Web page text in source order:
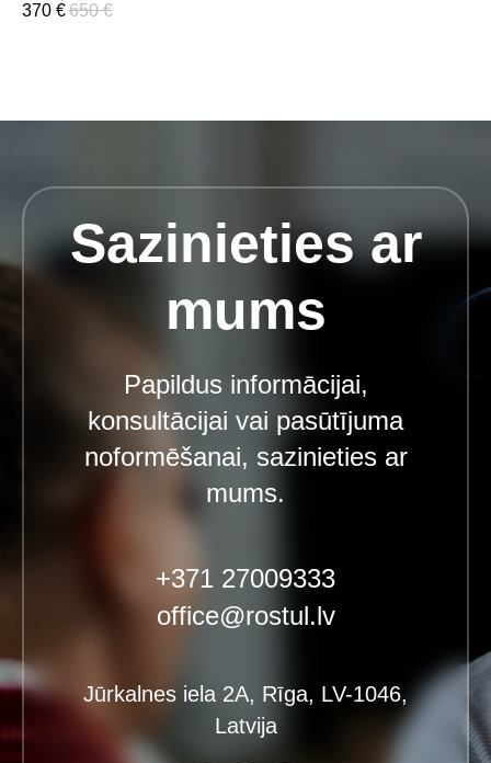
370 €650 €
Sazinieties ar
mums
Papildus informācijai,
konsultācijai vai pasūtījuma
noformēšanai, sazinieties ar
mums.
+371 27009333
office@rostul.lv
Jūrkalnes iela 2A, Rīga, LV-1046,
Latvija